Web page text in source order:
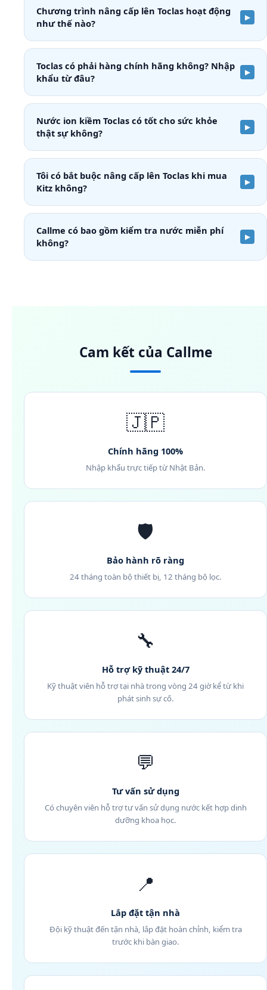
Chương trình nâng cấp lên Toclas hoạt động
như thế nào?
Toclas có phải hàng chính hãng không? Nhập
khẩu từ đâu?
Nước ion kiềm Toclas có tốt cho sức khỏe
thật sự không?
Tôi có bắt buộc nâng cấp lên Toclas khi mua
Kitz không?
Callme có bao gồm kiểm tra nước miễn phí
không?
Cam kết của Callme
🇯🇵
Chính hãng 100%
Nhập khẩu trực tiếp từ Nhật Bản.
🛡️
Bảo hành rõ ràng
24 tháng toàn bộ thiết bị, 12 tháng bộ lọc.
🔧
Hỗ trợ kỹ thuật 24/7
Kỹ thuật viên hỗ trợ tại nhà trong vòng 24 giờ kể từ khi
phát sinh sự cố.
💬
Tư vấn sử dụng
Có chuyên viên hỗ trợ tư vấn sử dụng nước kết hợp dinh
dưỡng khoa học.
📍
Lắp đặt tận nhà
Đội kỹ thuật đến tận nhà, lắp đặt hoàn chỉnh, kiểm tra
trước khi bàn giao.